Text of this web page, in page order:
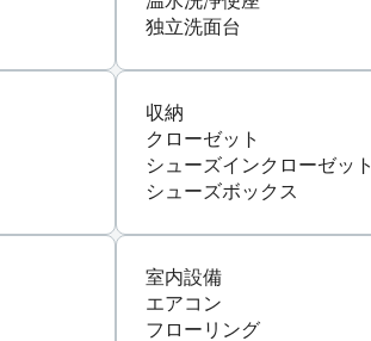
独立洗面台
収納
クローゼット
シューズインクローゼット
シューズボックス
室内設備
エアコン
フローリング